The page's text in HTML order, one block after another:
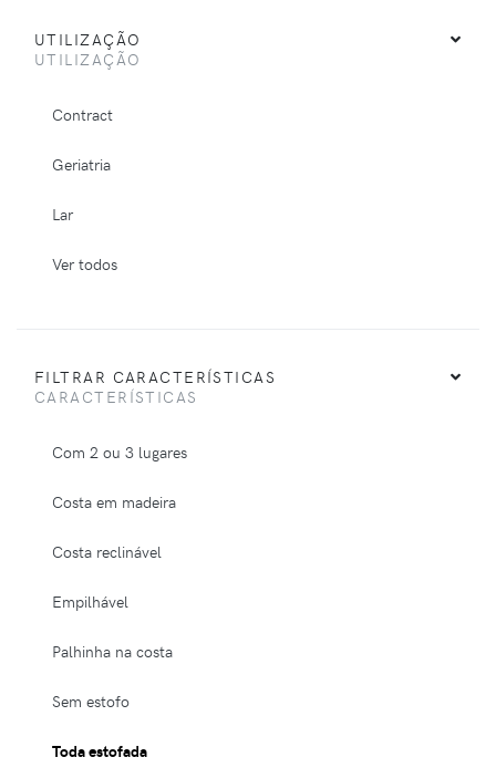
UTILIZAÇÃO
UTILIZAÇÃO
Contract
Geriatria
Lar
Ver todos
FILTRAR CARACTERÍSTICAS
CARACTERÍSTICAS
Com 2 ou 3 lugares
Costa em madeira
Costa reclinável
Empilhável
Palhinha na costa
Sem estofo
Toda estofada